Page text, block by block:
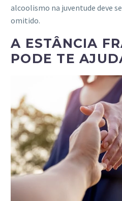
alcoolismo na juventude deve
omitido.
A ESTÂNCIA
PODE TE